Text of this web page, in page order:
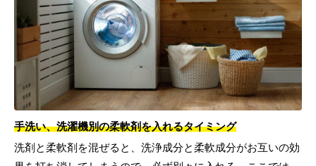
手洗い、洗濯機別の柔軟剤を入れるタイミング
洗剤と柔軟剤を混ぜると、洗浄成分と柔軟成分がお互いの効